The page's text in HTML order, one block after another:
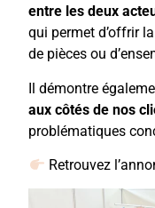
entre les deux
qui permet d’offrir
de pièces ou
Il démontre
aux côtés de nos
problématiques
Retrouvez